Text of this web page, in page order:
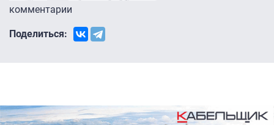
комментарии
Поделиться: